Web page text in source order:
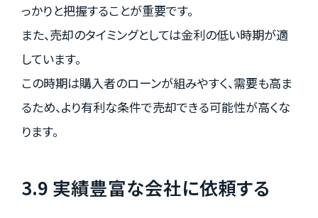
っかりと把握することが重要です。
また、売却のタイミングとしては金利の低い時期が適
しています。
この時期は購入者のローンが組みやすく、需要も高ま
るため、より有利な条件で売却できる可能性が高くな
ります。
3.9 実績豊富な会社に依頼する